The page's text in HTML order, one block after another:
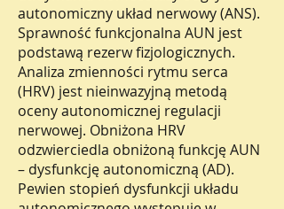
autonomiczny układ nerwowy (ANS).
Sprawność funkcjonalna AUN jest
podstawą rezerw fizjologicznych.
Analiza zmienności rytmu serca
(HRV) jest nieinwazyjną metodą
oceny autonomicznej regulacji
nerwowej. Obniżona HRV
odzwierciedla obniżoną funkcję AUN
– dysfunkcję autonomiczną (AD).
Pewien stopień dysfunkcji układu